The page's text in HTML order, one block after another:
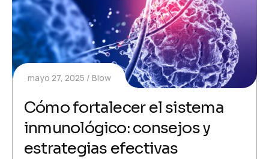
mayo 27, 2025 Biow
Cómo fortalecer el sistema
inmunológico: consejos y
estrategias efectivas